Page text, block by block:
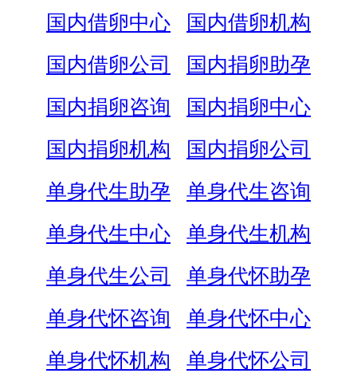
国内借卵中心
国内借卵机构
国内借卵公司
国内捐卵助孕
国内捐卵咨询
国内捐卵中心
国内捐卵机构
国内捐卵公司
单身代生助孕
单身代生咨询
单身代生中心
单身代生机构
单身代生公司
单身代怀助孕
单身代怀咨询
单身代怀中心
单身代怀机构
单身代怀公司